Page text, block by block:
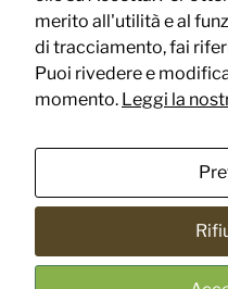
Follow Us
Union’s
merito all'utilità e al
di tracciamento, fai
Puoi rivedere e
momento. Leggi la